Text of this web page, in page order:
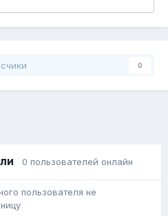
0
0 пользователей онлайн
пользователя не